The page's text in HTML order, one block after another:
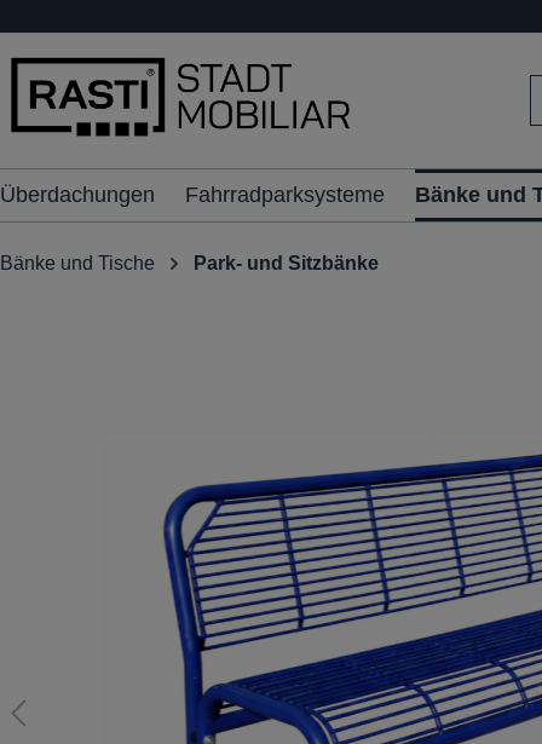
springen
Überdachungen Fahrradparksysteme Bänke und
Bänke und Tische Park- und Sitzbänke